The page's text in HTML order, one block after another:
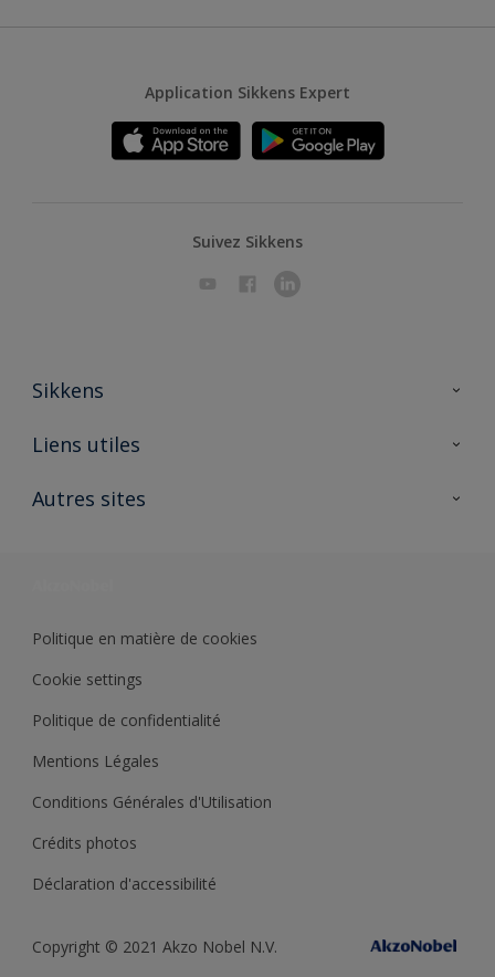
Application Sikkens Expert
Suivez Sikkens
Sikkens
A propos de Sikkens
Liens utiles
Ouvrir un magasin PASS
Autres sites
Politique en matière de cookies
Cookie settings
Politique de confidentialité
Mentions Légales
Conditions Générales d'Utilisation
Crédits photos
Déclaration d'accessibilité
Copyright © 2021 Akzo Nobel N.V.